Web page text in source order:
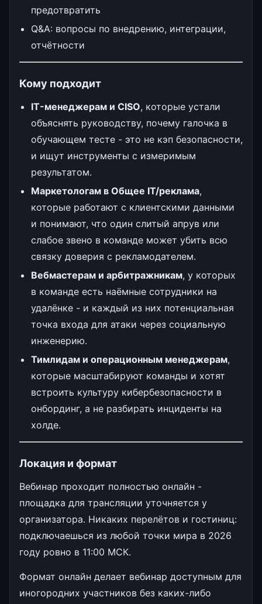
предотвратить
Q&A: вопросы по внедрению, интеграции,
отчётности
Кому подходит
IT-менеджерам и CISO, которые устали
объяснять руководству, почему галочка в
обучающем тесте - это не кэп безопасности,
и ищут инструменты с измеримым
результатом.
Маркетологам в Общее IT/реклама,
которые работают с клиентскими данными
и понимают, что один слитый апрув или
слабое звено в команде может убить всю
связку доверия с рекламодателем.
Вебмастерам и арбитражникам, у которых
в команде есть наёмные сотрудники на
удалёнке - и каждый из них потенциальная
точка входа для атаки через социальную
инженерию.
Тимлидам и операционным менеджерам,
которые масштабируют команды и хотят
встроить культуру кибербезопасности в
онбординг, а не разбирать инциденты на
холде.
Локация и формат
Вебинар проходит полностью онлайн -
площадка для трансляции уточняется у
организатора. Никаких перелётов и гостиниц:
подключаешься из любой точки мира в 2026
году ровно в 11:00 МСК.
Формат онлайн делает вебинар доступным для
иногородних участников без каких-либо